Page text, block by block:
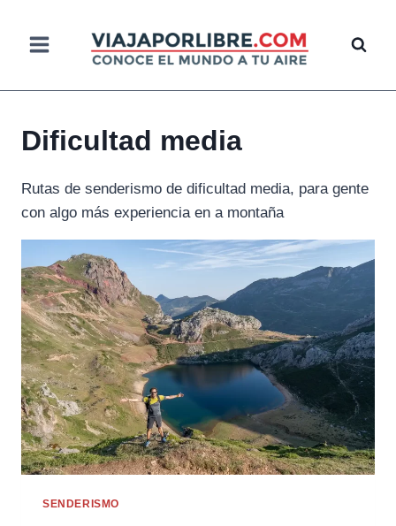
contenido
Dificultad media
Rutas de senderismo de dificultad media, para gente
con algo más experiencia en a montaña
SENDERISMO